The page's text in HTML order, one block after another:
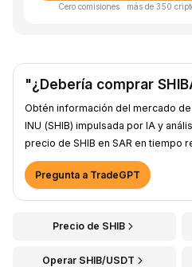
Cero comisiones · más de 350
"¿Debería comprar
Obtén información del mercado de
INU (SHIB) impulsada por IA y
precio de SHIB en SAR en tiempo
Pregunta a TradeGPT
Precio de SHIB
Operar SHIB/USDT